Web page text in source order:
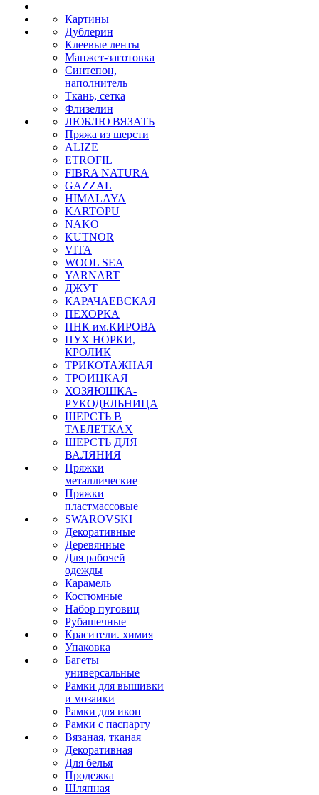
Картины
Дублерин
Клеевые ленты
Манжет-заготовка
Синтепон,
наполнитель
Ткань, сетка
Флизелин
ЛЮБЛЮ ВЯЗАТЬ
Пряжа из шерсти
ALIZE
ETROFIL
FIBRA NATURA
GAZZAL
HIMALAYA
KARTOPU
NAKO
KUTNOR
VITA
WOOL SEA
YARNART
ДЖУТ
КАРАЧАЕВСКАЯ
ПЕХОРКА
ПНК им.КИРОВА
ПУХ НОРКИ,
КРОЛИК
ТРИКОТАЖНАЯ
ТРОИЦКАЯ
ХОЗЯЮШКА-
РУКОДЕЛЬНИЦА
ШЕРСТЬ В
ТАБЛЕТКАХ
ШЕРСТЬ ДЛЯ
ВАЛЯНИЯ
Пряжки
металлические
Пряжки
пластмассовые
SWAROVSKI
Декоративные
Деревянные
Для рабочей
одежды
Карамель
Костюмные
Набор пуговиц
Рубашечные
Красители. химия
Упаковка
Багеты
универсальные
Рамки для вышивки
и мозаики
Рамки для икон
Рамки с паспарту
Вязаная, тканая
Декоративная
Для белья
Продежка
Шляпная